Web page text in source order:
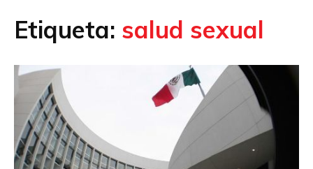
Etiqueta: salud sexual